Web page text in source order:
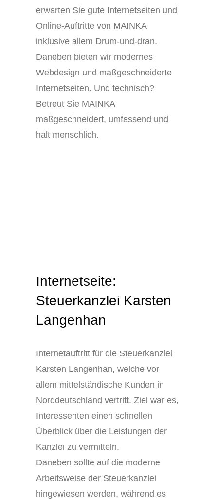
erwarten Sie gute Internetseiten und
Online-Auftritte von MAINKA
inklusive allem Drum-und-dran.
Daneben bieten wir modernes
Webdesign und maßgeschneiderte
Internetseiten. Und technisch?
Betreut Sie MAINKA
maßgeschneidert, umfassend und
halt menschlich.
Internetseite:
Steuerkanzlei Karsten
Langenhan
Internetauftritt für die Steuerkanzlei
Karsten Langenhan, welche vor
allem mittelständische Kunden in
Norddeutschland vertritt. Ziel war es,
Interessenten einen schnellen
Überblick über die Leistungen der
Kanzlei zu vermitteln.
Daneben sollte auf die moderne
Arbeitsweise der Steuerkanzlei
hingewiesen werden, während es